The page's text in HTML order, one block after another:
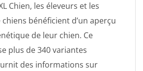
Chien, les éleveurs et les
bénéficient d’un aperçu
de leur chien. Ce
plus de 340 variantes
des informations sur